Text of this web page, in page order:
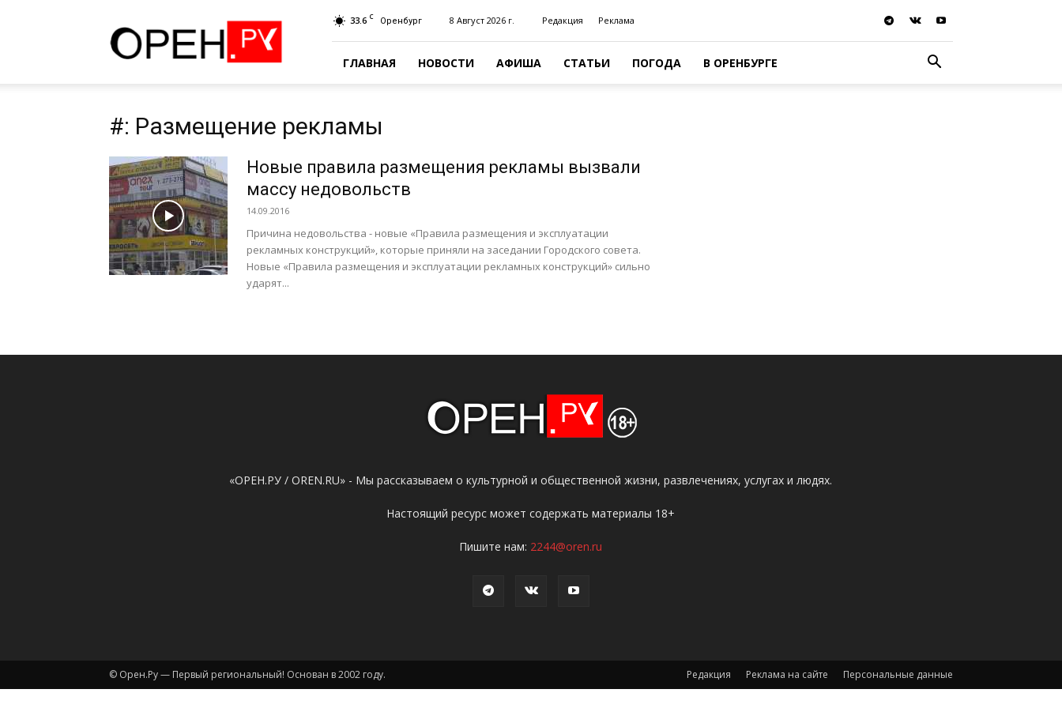
33.6 C Оренбург 8 Август 2026 г. Редакция Реклама
ГЛАВНАЯ НОВОСТИ АФИША СТАТЬИ ПОГОДА В ОРЕНБУРГЕ
#: Размещение рекламы
Новые правила размещения рекламы вызвали
массу недовольств
14.09.2016
Причина недовольства - новые «Правила размещения и эксплуатации
рекламных конструкций», которые приняли на заседании Городского совета.
Новые «Правила размещения и эксплуатации рекламных конструкций» сильно
ударят...
«ОРЕН.РУ / OREN.RU» - Мы рассказываем о культурной и общественной жизни, развлечениях, услугах и людях.
Настоящий ресурс может содержать материалы 18+
Пишите нам: 2244@oren.ru
Редакция Реклама на сайте Персональные данные
© Орен.Ру — Первый региональный! Основан в 2002 году.